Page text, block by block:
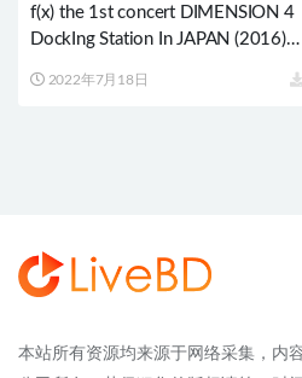
f(x) the 1st concert DIMENSION 4
DockIng Station In JAPAN (2016)
2022年7月18日
本站所有资源均来源于网络采集，内